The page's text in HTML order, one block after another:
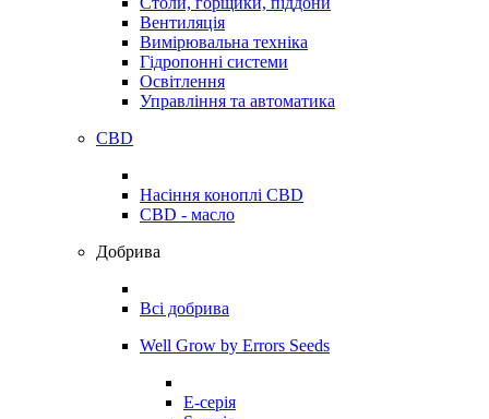
Вентиляція
Вимірювальна техніка
Гідропонні системи
Освітлення
Управління та автоматика
CBD
Насіння коноплі CBD
CBD - масло
Добрива
Всі добрива
Well Grow by Errors Seeds
E-серія